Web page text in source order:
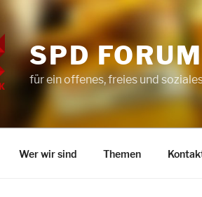
SPD
für ein offenes, freies und
Wer wir sind Themen